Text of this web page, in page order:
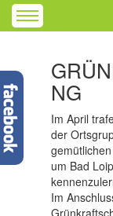
NG
Im April
der
um Bad
Im